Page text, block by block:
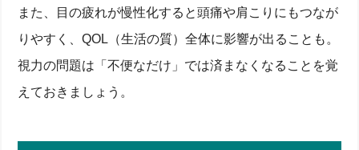
また、目の疲れが慢性化すると頭痛や肩こりにもつなが
りやすく、QOL（生活の質）全体に影響が出ることも。
視力の問題は「不便なだけ」では済まなくなることを覚
えておきましょう。